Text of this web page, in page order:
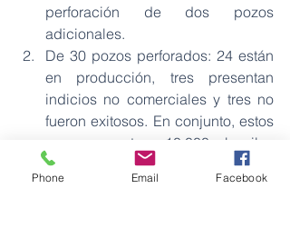
perforación de dos pozos
adicionales.
De 30 pozos perforados: 24 están
en producción, tres presentan
indicios no comerciales y tres no
fueron exitosos. En conjunto, estos
pozos aportan 10.000 barriles
diarios a la producción nacional.
Las operaciones incluyeron la
Phone Email Facebook